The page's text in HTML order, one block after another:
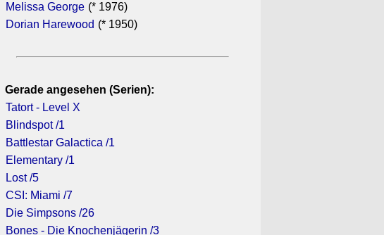
Melissa George (* 1976)
Dorian Harewood (* 1950)
Gerade angesehen (Serien):
Tatort - Level X
Blindspot /1
Battlestar Galactica /1
Elementary /1
Lost /5
CSI: Miami /7
Die Simpsons /26
Bones - Die Knochenjägerin /3